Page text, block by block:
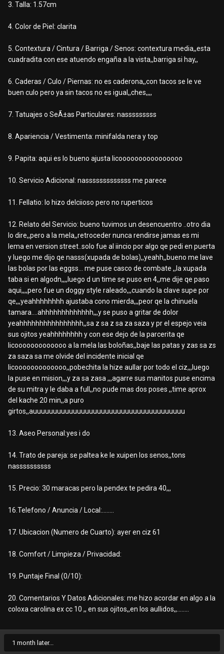
3. Talla: 1.57cm
4. Color de Piel: clarita
5. Contextura / Cintura / Barriga / Senos: contextura media,,esta
cuadradita con ese atuendo engaña a la vista,,barriga si hay,,
6. Caderas / Culo / Piernas: no es caderona,,con tacos se le ve
buen culo pero ya sin tacos no es igual,,ches,,,,
7. Tatuajes o SeÃ±as Particulares: nasssssssss
8. Apariencia / Vestimenta: minifalda nera y top
9. Papita: aqui es lo bueno ajusta licoooooooooooooooo
10. Servicio Adicional: nasssssssssssss me parece
11. Fellatio: lo hizo delciioso pero no ruperticos
12. Relato del Servicio: bueno tuvimos un desencuentro ..otro dia
lo dire,,pero a la mela,,retroceder nunca rendirse jamas es mi
lema en version street..solo fue al iincio por algo qe pedi en puerta
y luego me dijo qe nasss(xupada de bolas),,yeahh,,bueno me lave
las bolas por las eggss... me puse casco de combate ,,la xupada
taba si en algodn,,,,luego d un time se puso en 4,,me dije qe paso
aqui,,,,pero fue un doggy style raleado,,,cuando la clave supe por
qe,,,yeahhhhhhhh ajustaba cono mierda,,,peor qe la chinuela
tamara....ahhhhhhhhhhhhh,,,y se puso a gritar de dolor
yeahhhhhhhhhhhhhhhh,,sa z sa z sa za saza y pr el espejo veia
sus ojitos yeahhhhhhhh y con ese dejo de la parcerita qe
licooooooooooooo a la mela las boloñas,,baje las patas y zas sa zs
za saza sa me olvide del incidente inicial qe
licooooooooooooo,,pobechita la hize aullar por todo el ciz,,,luego
la puse en mision,,,y za sa zasa ,,,agarre sus manitos puse encima
de su mitra y le daba a full,,no pude mas dos poses ,,time aprox
del kache 20 min,,a puro
girtos,,auuuuuuuuuuuuuuuuuuuuuuuuuuuuuuuuuuuuuu
13. Aseo Personal:yes i do
14. Trato de pareja: se paltea ke le xuipen los senos,,tons
nassssssssss
15. Precio: 30 maracas pero la pendex te pedira 40,,,
16.Telefono / Anuncia / Local:........
17. Ubicacion (Numero de Cuarto): ayer en ciz 61
18. Comfort / Limpieza / Privacidad:
19. Puntaje Final (0/10):
20. Comentarios Y Datos Adicionales: me hizo acordar en algo a la
coloxa carolina ex cc 10 ,, en sus ojitos,,en los aullidos,,........
1 month later...